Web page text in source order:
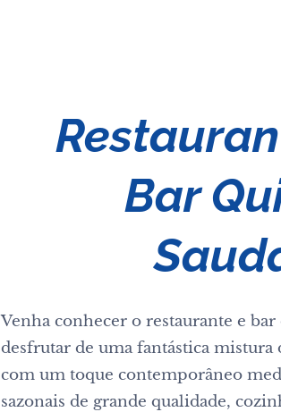
Bar
Venha conhecer o restaurante e
desfrutar de uma fantástica
com um toque contemporâneo
sazonais de grande qualidade,